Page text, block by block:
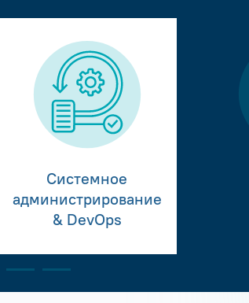
Системное
администрирование
& DevOps